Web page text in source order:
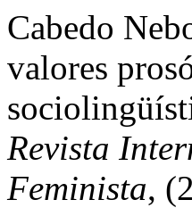
Cabedo
valores
Revista
Feminista,